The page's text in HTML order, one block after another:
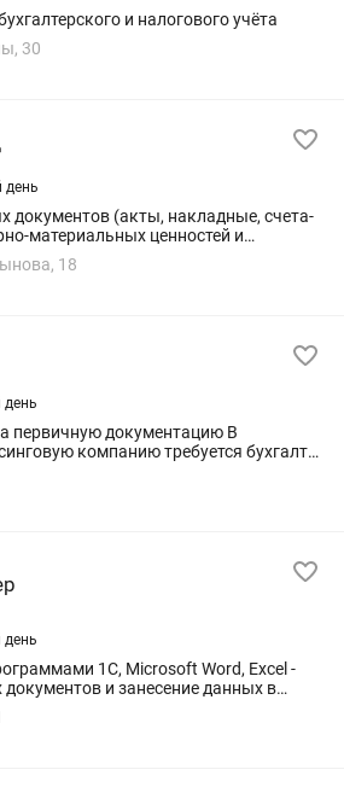
и налогового учёта
30
день
документов (акты, накладные, счета-
материальных ценностей и
взаиморасчетов с
- Начисление...
18
день
первичную документацию В
компанию требуется бухгалтер
желанием
работы от 1 до 3...
день
1С, Microsoft Word, Excel -
и занесение данных в
- Опыт работы с нефтепродуктами
операций с...